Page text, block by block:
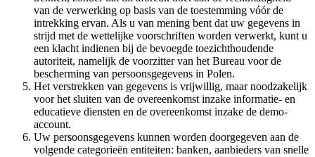
van de verwerking op basis van de toestemming vóór de
intrekking ervan. Als u van mening bent dat uw gegevens in
strijd met de wettelijke voorschriften worden verwerkt, kunt u
een klacht indienen bij de bevoegde toezichthoudende
autoriteit, namelijk de voorzitter van het Bureau voor de
bescherming van persoonsgegevens in Polen.
Het verstrekken van gegevens is vrijwillig, maar noodzakelijk
voor het sluiten van de overeenkomst inzake informatie- en
educatieve diensten en de overeenkomst inzake de demo-
account.
Uw persoonsgegevens kunnen worden doorgegeven aan de
volgende categorieën entiteiten: banken, aanbieders van snelle